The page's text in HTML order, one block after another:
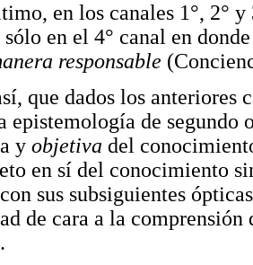
en los canales 1°, 2°
sólo en el 4° canal en
responsable
que dados los anteriores
epistemología de segundo
y objetiva del
en sí del conocimiento
sus subsiguientes
de cara a la